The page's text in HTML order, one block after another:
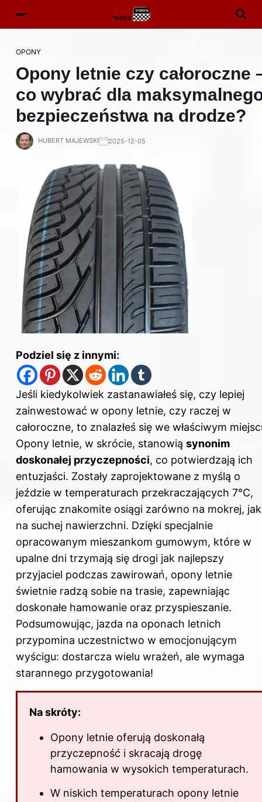
OPONY
Opony letnie czy całoroczne
co wybrać dla
bezpieczeństwa na drodze?
HUBERT MAJEWSKI 2025-12-05
Podziel się z innymi:
Jeśli kiedykolwiek zastanawiałeś się, czy lepiej
zainwestować w opony letnie, czy raczej w
całoroczne, to znalazłeś się we właściwym
Opony letnie, w skrócie, stanowią synonim
doskonałej przyczepności, co potwierdzają ich
entuzjaści. Zostały zaprojektowane z myślą o
jeździe w temperaturach przekraczających 7°C,
oferując znakomite osiągi zarówno na mokrej,
na suchej nawierzchni. Dzięki specjalnie
opracowanym mieszankom gumowym, które w
upalne dni trzymają się drogi jak najlepszy
przyjaciel podczas zawirowań, opony letnie
świetnie radzą sobie na trasie, zapewniając
doskonałe hamowanie oraz przyspieszanie.
Podsumowując, jazda na oponach letnich
przypomina uczestnictwo w emocjonującym
wyścigu: dostarcza wielu wrażeń, ale wymaga
starannego przygotowania!
Na skróty:
Opony letnie oferują doskonałą
przyczepność i skracają drogę
hamowania w wysokich temperaturach.
W niskich temperaturach opony letnie